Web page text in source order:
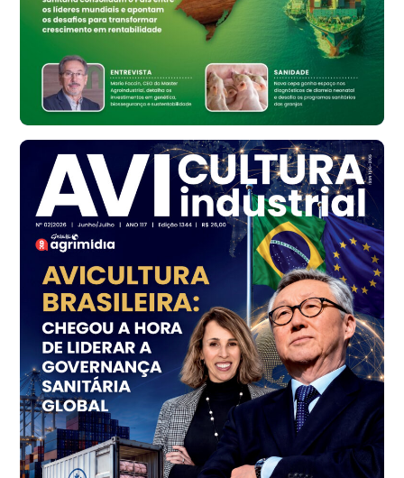
Bastos (SP)
R$ 134,42
Ovo Vermelho - Regional
Bastos (SP)
R$ 148,56
Frango - Indicador
SP
R$ 7,16
kg
Frango - Indicador
SP
R$ 7,18
kg
Trigo Atacado - Regional
PR
R$ 1.414,46
t
Trigo Atacado - Regional